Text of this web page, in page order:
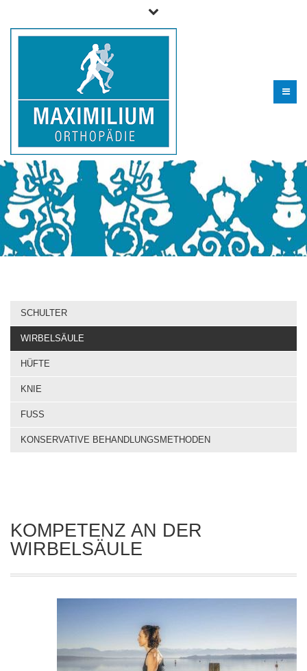
Telefon für Fragen und zur Terminvereinbarung (09 06) 29
info@maximilium.de
SCHULTER
WIRBELSÄULE
HÜFTE
KNIE
FUSS
KONSERVATIVE BEHANDLUNGSMETHODEN
KOMPETENZ AN DER
WIRBELSÄULE